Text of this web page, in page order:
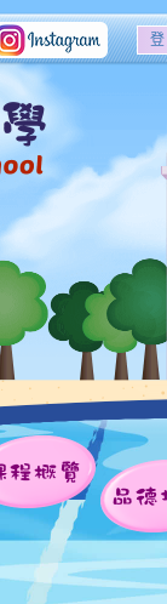
課程概覽
品德